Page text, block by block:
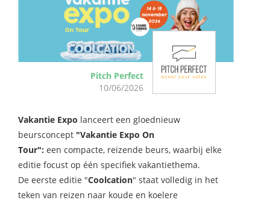
Pitch Perfect
10/06/2026
Vakantie Expo lanceert een gloednieuw
beursconcept "Vakantie Expo On
Tour": een compacte, reizende beurs, waarbij elke
editie focust op één specifiek vakantiethema.
De eerste editie "Coolcation" staat volledig in het
teken van reizen naar koude en koelere